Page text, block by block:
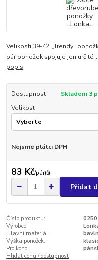
Velikosti 39-42. „Trendy“
pár ponožek spojuje jen určité
popis
Dostupnost
Skladem 3
Velikost
Nejsme plátci DPH
83 Kč/pár(ů)
Přidat
Číslo produktu:
0250
Výrobce:
Hlavní materiál:
Výška ponožek:
Pro koho:
Hlídat cenu / dostupnost